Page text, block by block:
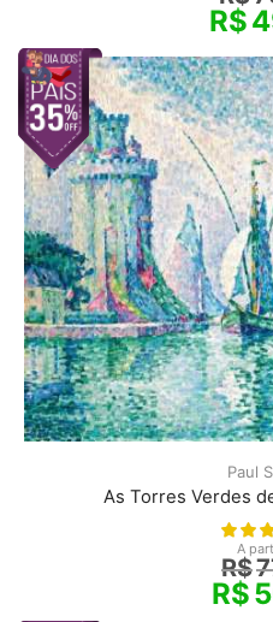
R$
Paul
As Torres Verdes
A
R$
R$